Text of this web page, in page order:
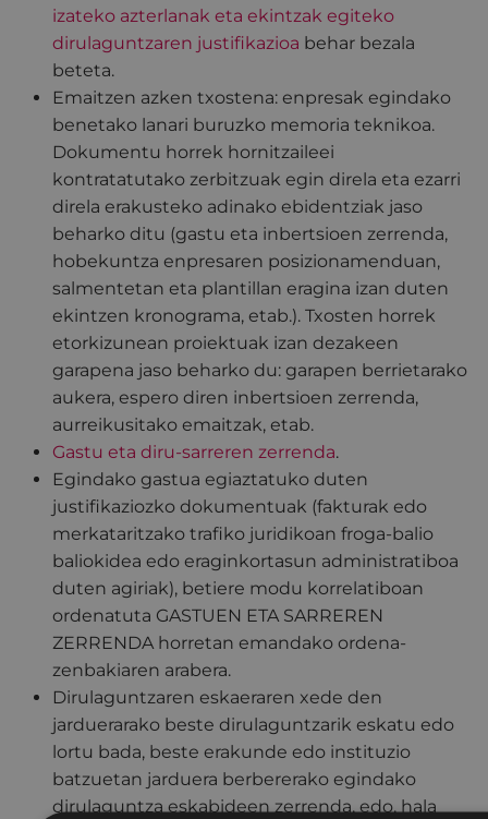
izateko azterlanak eta ekintzak egiteko
dirulaguntzaren justifikazioa behar bezala
beteta.
Emaitzen azken txostena: enpresak egindako
benetako lanari buruzko memoria teknikoa.
Dokumentu horrek hornitzaileei
kontratatutako zerbitzuak egin direla eta ezarri
direla erakusteko adinako ebidentziak jaso
beharko ditu (gastu eta inbertsioen zerrenda,
hobekuntza enpresaren posizionamenduan,
salmentetan eta plantillan eragina izan duten
ekintzen kronograma, etab.). Txosten horrek
etorkizunean proiektuak izan dezakeen
garapena jaso beharko du: garapen berrietarako
aukera, espero diren inbertsioen zerrenda,
aurreikusitako emaitzak, etab.
Gastu eta diru-sarreren zerrenda.
Egindako gastua egiaztatuko duten
justifikaziozko dokumentuak (fakturak edo
merkataritzako trafiko juridikoan froga-balio
baliokidea edo eraginkortasun administratiboa
duten agiriak), betiere modu korrelatiboan
ordenatuta GASTUEN ETA SARREREN
ZERRENDA horretan emandako ordena-
zenbakiaren arabera.
Dirulaguntzaren eskaeraren xede den
jarduerarako beste dirulaguntzarik eskatu edo
lortu bada, beste erakunde edo instituzio
batzuetan jarduera berbererako egindako
dirulaguntza eskabideen zerrenda, edo, hala